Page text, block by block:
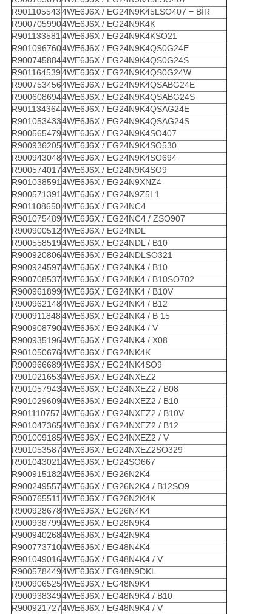
R9011055434WE6J6X / EG24N9K45LSO407 = BİR
R9007059904WE6J6X / EG24N9K4K
R9011335814WE6J6X / EG24N9K4KSO21
R9010967604WE6J6X / EG24N9K4QS0G24E
R9007458844WE6J6X / EG24N9K4QS0G24S
R9011645394WE6J6X / EG24N9K4QS0G24W
R9007534564WE6J6X / EG24N9K4QSABG24E
R9006086944WE6J6X / EG24N9K4QSABG24S
R9011343644WE6J6X / EG24N9K4QSAG24E
R9010534334WE6J6X / EG24N9K4QSAG24S
R9005654794WE6J6X / EG24N9K4SO407
R9009362054WE6J6X / EG24N9K4SO530
R9009430484WE6J6X / EG24N9K4SO694
R9005740174WE6J6X / EG24N9K4SO9
R9010385914WE6J6X / EG24N9XNZ4
R9005713914WE6J6X / EG24N9Z5L1
R9011086504WE6J6X / EG24NC4
R9010754894WE6J6X / EG24NC4 / ZSO907
R9009005124WE6J6X / EG24NDL
R9005585194WE6J6X / EG24NDL / B10
R9009208064WE6J6X / EG24NDLSO321
R9009245974WE6J6X / EG24NK4 / B10
R9007085374WE6J6X / EG24NK4 / B10SO702
R9009618994WE6J6X / EG24NK4 / B10V
R9009621484WE6J6X / EG24NK4 / B12
R9009118484WE6J6X / EG24NK4 / B 15
R9009087904WE6J6X / EG24NK4 / V
R9009351964WE6J6X / EG24NK4 / X08
R9010506764WE6J6X / EG24NK4K
R9009666894WE6J6X / EG24NK4SO9
R9010216534WE6J6X / EG24NXEZ2
R9010579434WE6J6X / EG24NXEZ2 / B08
R9010296094WE6J6X / EG24NXEZ2 / B10
R901110757 4WE6J6X / EG24NXEZ2 / B10V
R9010473654WE6J6X / EG24NXEZ2 / B12
R9010091854WE6J6X / EG24NXEZ2 / V
R9010535874WE6J6X / EG24NXEZ2SO329
R9010430214WE6J6X / EG24SO667
R9009151824WE6J6X / EG26N2K4
R9002495574WE6J6X / EG26N2K4 / B12SO9
R9007655114WE6J6X / EG26N2K4K
R9009286784WE6J6X / EG26N4K4
R9009387994WE6J6X / EG28N9K4
R9009402684WE6J6X / EG42N9K4
R9007737104WE6J6X / EG48N4K4
R9010490164WE6J6X / EG48N4K4 / V
R9005784494WE6J6X / EG48N9DKL
R9009065254WE6J6X / EG48N9K4
R9009383494WE6J6X / EG48N9K4 / B10
R9009217274WE6J6X / EG48N9K4 / V